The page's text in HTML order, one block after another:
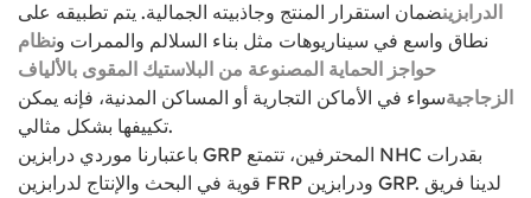
الدرابزينضمان استقرار المنتج وجاذبيته الجمالية. يتم تطبيقه على
نطاق واسع في سيناريوهات مثل بناء السلالم والممرات ونظام
حواجز الحماية المصنوعة من البلاستيك المقوى بالألياف
الزجاجيةسواء في الأماكن التجارية أو المساكن المدنية، فإنه يمكن
تكييفها بشكل مثالي.
باعتبارنا موردي درابزين GRP المحترفين، تتمتع NHC بقدرات
قوية في البحث والإنتاج لدرابزين FRP ودرابزين GRP. لدينا فريق